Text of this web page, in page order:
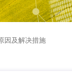
因及解决措施